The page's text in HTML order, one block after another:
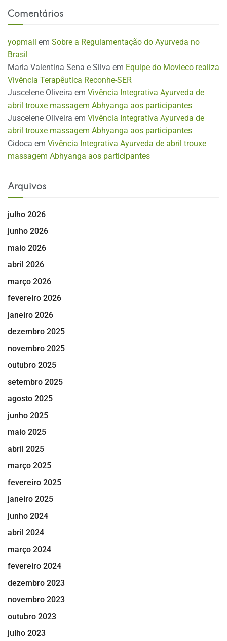
Comentários
yopmail em Sobre a Regulamentação do Ayurveda no
Brasil
Maria Valentina Sena e Silva em Equipe do Movieco realiza
Vivência Terapêutica Reconhe-SER
Juscelene Oliveira em Vivência Integrativa Ayurveda de
abril trouxe massagem Abhyanga aos participantes
Juscelene Oliveira em Vivência Integrativa Ayurveda de
abril trouxe massagem Abhyanga aos participantes
Cidoca em Vivência Integrativa Ayurveda de abril trouxe
massagem Abhyanga aos participantes
Arquivos
julho 2026
junho 2026
maio 2026
abril 2026
março 2026
fevereiro 2026
janeiro 2026
dezembro 2025
novembro 2025
outubro 2025
setembro 2025
agosto 2025
junho 2025
maio 2025
abril 2025
março 2025
fevereiro 2025
janeiro 2025
junho 2024
abril 2024
março 2024
fevereiro 2024
dezembro 2023
novembro 2023
outubro 2023
julho 2023